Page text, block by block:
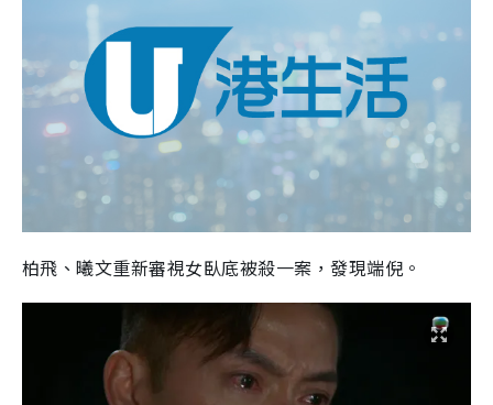
柏飛、曦文重新審視女臥底被殺一案，發現端倪。